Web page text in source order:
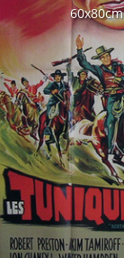
60x80cm